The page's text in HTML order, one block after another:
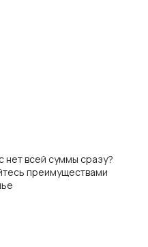
нет всей суммы сразу?
преимуществами